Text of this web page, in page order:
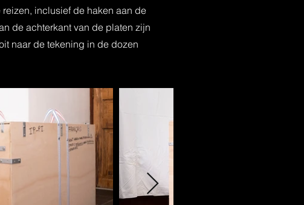
inclusief de haken aan de
de achterkant van de platen zijn
naar de tekening in de dozen